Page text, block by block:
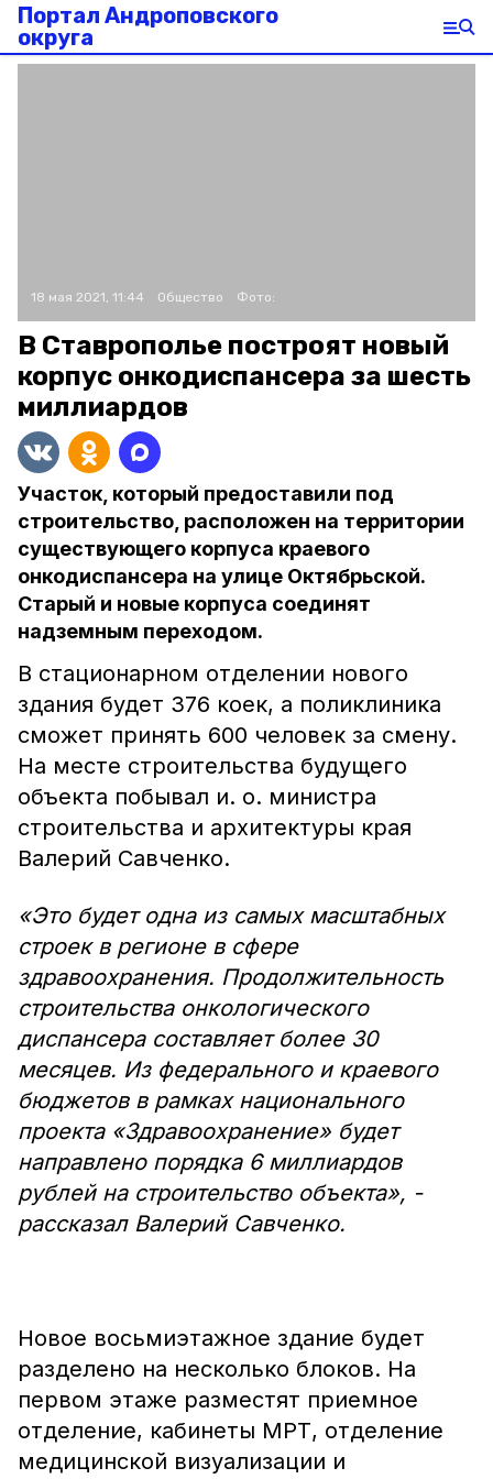
Портал Андроповского
округа
18 мая 2021, 11:44 Общество Фото:
В Ставрополье построят новый
корпус онкодиспансера за шесть
миллиардов
Участок, который предоставили под
строительство, расположен на территории
существующего корпуса краевого
онкодиспансера на улице Октябрьской.
Старый и новые корпуса соединят
надземным переходом.
В стационарном отделении нового
здания будет 376 коек, а поликлиника
сможет принять 600 человек за смену.
На месте строительства будущего
объекта побывал и. о. министра
строительства и архитектуры края
Валерий Савченко.
«Это будет одна из самых масштабных
строек в регионе в сфере
здравоохранения. Продолжительность
строительства онкологического
диспансера составляет более 30
месяцев. Из федерального и краевого
бюджетов в рамках национального
проекта «Здравоохранение» будет
направлено порядка 6 миллиардов
рублей на строительство объекта», -
рассказал Валерий Савченко.
Новое восьмиэтажное здание будет
разделено на несколько блоков. На
первом этаже разместят приемное
отделение, кабинеты МРТ, отделение
медицинской визуализации и